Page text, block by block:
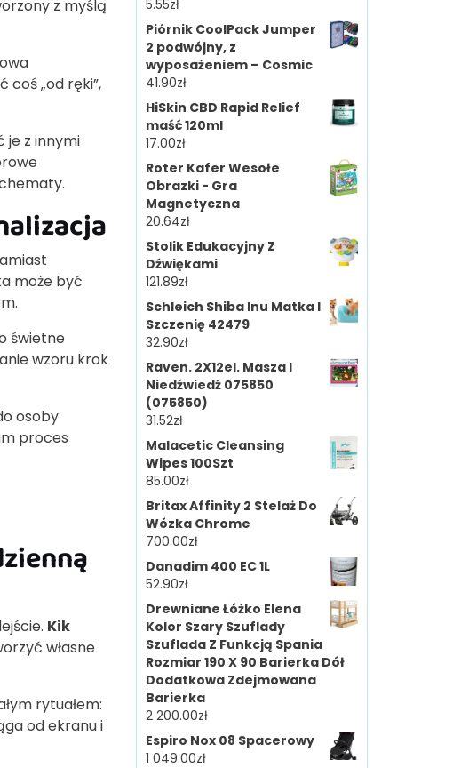
z myślą
coś „od ręki”,
je z innymi
może być
świetne
wzoru krok
osoby
proces
Kik
własne
rytuałem:
od ekranu i
5.55zł
Piórnik CoolPack Jumper
2 podwójny, z
wyposażeniem – Cosmic
41.90zł
HiSkin CBD Rapid Relief
maść 120ml
17.00zł
Roter Kafer Wesołe
Obrazki - Gra
Magnetyczna
20.64zł
Stolik Edukacyjny Z
Dźwiękami
121.89zł
Schleich Shiba Inu Matka I
Szczenię 42479
32.90zł
Raven. 2X12el. Masza I
Niedźwiedź 075850
(075850)
31.52zł
Malacetic Cleansing
Wipes 100Szt
85.00zł
Britax Affinity 2 Stelaż Do
Wózka Chrome
700.00zł
Danadim 400 EC 1L
52.90zł
Drewniane Łóżko Elena
Kolor Szary Szuflady
Szuflada Z Funkcją Spania
Rozmiar 190 X 90 Barierka Dół
Dodatkowa Zdejmowana
Barierka
2 200.00zł
Espiro Nox 08 Spacerowy
1 049.00zł